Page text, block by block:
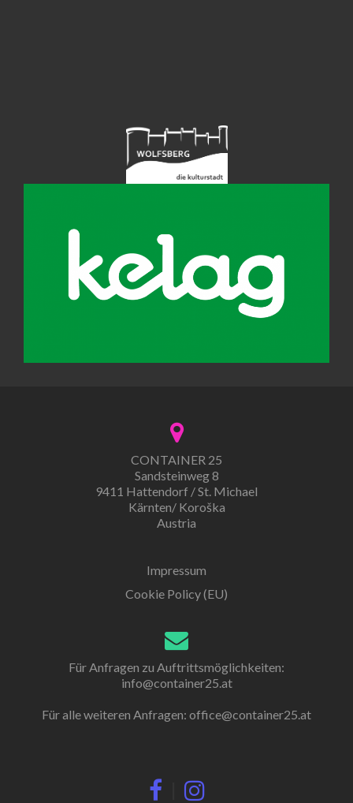
CONTAINER 25
Sandsteinweg 8
9411 Hattendorf / St. Michael
Kärnten/ Koroška
Austria
Impressum
Cookie Policy (EU)
Für Anfragen zu Auftrittsmöglichkeiten:
info@container25.at
Für alle weiteren Anfragen: office@container25.at